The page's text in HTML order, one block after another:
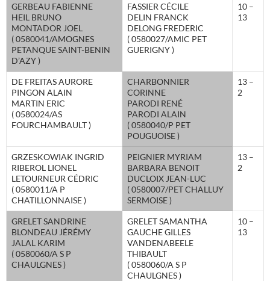
GERBEAU FABIENNE
HEIL BRUNO
MONTADOR JOEL
( 0580041/AMOGNES
PETANQUE SAINT-BENIN
D’AZY )
FASSIER CÉCILE
DELIN FRANCK
DELONG FREDERIC
( 0580027/AMIC PET
GUERIGNY )
10 –
13
DE FREITAS AURORE
PINGON ALAIN
MARTIN ERIC
( 0580024/AS
FOURCHAMBAULT )
CHARBONNIER
CORINNE
PARODI RENÉ
PARODI ALAIN
( 0580040/P PET
POUGUOISE )
13 –
2
GRZESKOWIAK INGRID
RIBEROL LIONEL
LETOURNEUR CÉDRIC
( 0580011/A P
CHATILLONNAISE )
PEIGNIER MYRIAM
BARBARA BENOIT
DUCLOIX JEAN-LUC
( 0580007/PET CHALLUY
SERMOISE )
13 –
2
GRELET SANDRINE
BLONDEAU JÉRÉMY
JALAL KARIM
( 0580060/A S P
CHAULGNES )
GRELET SAMANTHA
GAUCHE GILLES
VANDENABEELE
THIBAULT
( 0580060/A S P
CHAULGNES )
10 –
13